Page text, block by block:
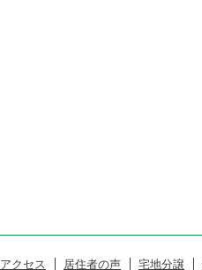
アクセス 居住者の声 宅地分譲